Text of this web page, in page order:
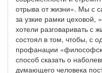
отрыва от жизни». Мы с
за узкие рамки
хотели разговаривать
состоял в том, чтобы, с
профанации
способ сказать о
думающего человека